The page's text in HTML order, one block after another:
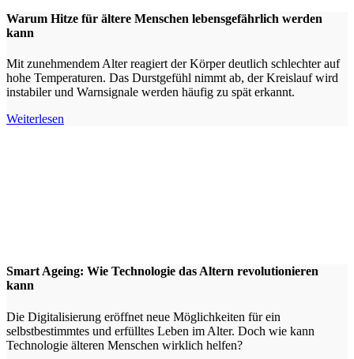
Warum Hitze für ältere Menschen lebensgefährlich werden
kann
Mit zunehmendem Alter reagiert der Körper deutlich schlechter auf
hohe Temperaturen. Das Durstgefühl nimmt ab, der Kreislauf wird
instabiler und Warnsignale werden häufig zu spät erkannt.
Weiterlesen
Smart Ageing: Wie Technologie das Altern revolutionieren
kann
Die Digitalisierung eröffnet neue Möglichkeiten für ein
selbstbestimmtes und erfülltes Leben im Alter. Doch wie kann
Technologie älteren Menschen wirklich helfen?